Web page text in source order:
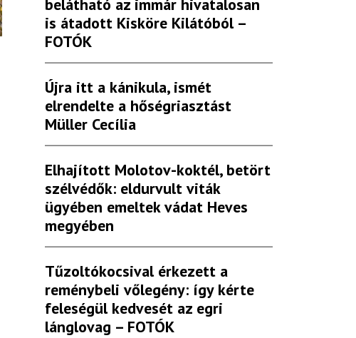
belátható az immár hivatalosan
is átadott Kisköre Kilátóból –
FOTÓK
Újra itt a kánikula, ismét
elrendelte a hőségriasztást
Müller Cecília
Elhajított Molotov-koktél, betört
szélvédők: eldurvult viták
ügyében emeltek vádat Heves
megyében
Tűzoltókocsival érkezett a
reménybeli vőlegény: így kérte
feleségül kedvesét az egri
lánglovag – FOTÓK